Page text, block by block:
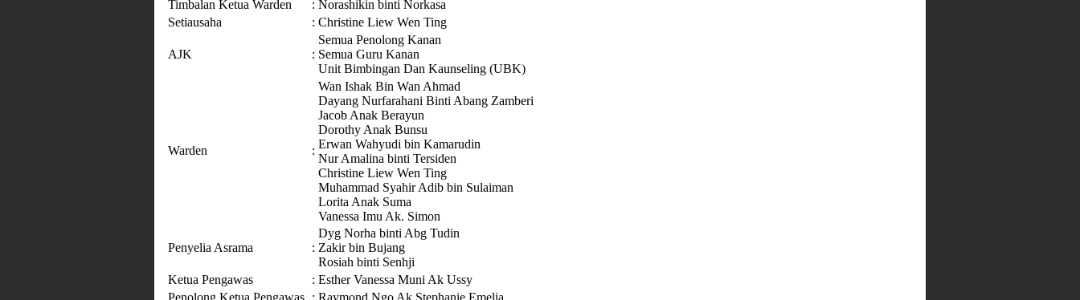
Timbalan Ketua Warden
: Norashikin binti Norkasa
Setiausaha
: Christine Liew Wen Ting
AJK :
Semua Penolong Kanan
Semua Guru Kanan
Unit Bimbingan Dan Kaunseling (UBK)
Warden :
Wan Ishak Bin Wan Ahmad
Dayang Nurfarahani Binti Abang Zamberi
Jacob Anak Berayun
Dorothy Anak Bunsu
Erwan Wahyudi bin Kamarudin
Nur Amalina binti Tersiden
Christine Liew Wen Ting
Muhammad Syahir Adib bin Sulaiman
Lorita Anak Suma
Vanessa Imu Ak. Simon
Penyelia Asrama :
Dyg Norha binti Abg Tudin
Zakir bin Bujang
Rosiah binti Senhji
Ketua Pengawas
: Esther Vanessa Muni Ak Ussy
Penolong Ketua Pengawas : Raymond Ngo Ak Stephanie Emelia